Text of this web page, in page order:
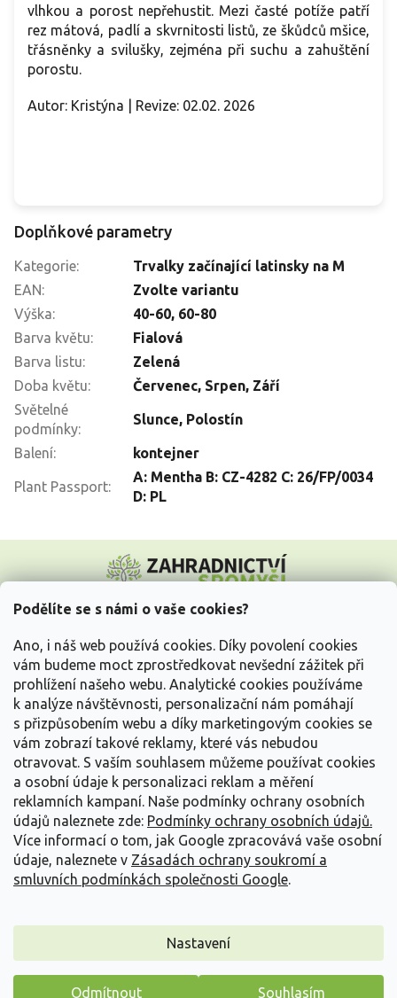
Podělíte se s námi o vaše cookies?
Ano, i náš web používá cookies. Díky povolení cookies
vám budeme moct zprostředkovat nevšední zážitek při
prohlížení našeho webu. Analytické cookies používáme
k analýze návštěvnosti, personalizační nám pomáhají
s přizpůsobením webu a díky marketingovým cookies se
vám zobrazí takové reklamy, které vás nebudou
otravovat. S vaším souhlasem můžeme používat cookies
a osobní údaje k personalizaci reklam a měření
reklamních kampaní. Naše podmínky ochrany osobních
údajů naleznete zde: Podmínky ochrany osobních údajů.
Více informací o tom, jak Google zpracovává vaše osobní
údaje, naleznete v Zásadách ochrany soukromí a
smluvních podmínkách společnosti Google.
Nastavení
Odmítnout Souhlasím
vlhkou a porost nepřehustit. Mezi časté potíže patří
rez mátová, padlí a skvrnitosti listů, ze škůdců mšice,
třásněnky a svilušky, zejména při suchu a zahuštění
porostu.
Autor: Kristýna | Revize: 02.02. 2026
Doplňkové parametry
Kategorie:
Trvalky začínající latinsky na M
EAN:
Zvolte variantu
Výška: 40-60, 60-80
Barva květu:
Fialová
Barva listu:
Zelená
Doba květu: Červenec, Srpen, Září
Světelné
podmínky:
Slunce, Polostín
Balení: kontejner
Plant Passport:
A: Mentha B: CZ-4282 C: 26/FP/0034
D: PL
p
Vše o nákupu
Informace pro Vás
Kontakujte nás
Vytvořil Shoptet
Copyright 2026Zahradnictví Spomyšl. Všechna práva